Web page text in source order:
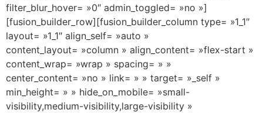
filter_blur_hover= »0″ admin_toggled= »no »]
[fusion_builder_row][fusion_builder_column type= »1_1″
layout= »1_1″ align_self= »auto »
content_layout= »column » align_content= »flex-start »
content_wrap= »wrap » spacing= » »
center_content= »no » link= » » target= »_self »
min_height= » » hide_on_mobile= »small-
visibility,medium-visibility,large-visibility »